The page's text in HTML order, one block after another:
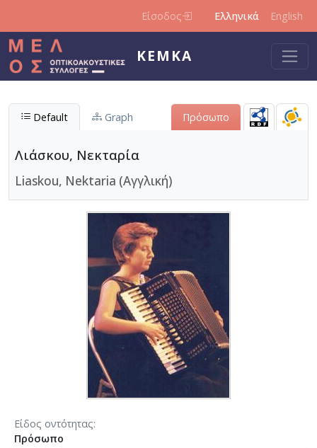
Είσοδος Ελληνικά English
ΚΕΜΚΑ
Default Graph Πρόσωπο
Λιάσκου, Νεκταρία
Liaskou, Nektaria (Αγγλική)
Είδος οντότητας
Πρόσωπο